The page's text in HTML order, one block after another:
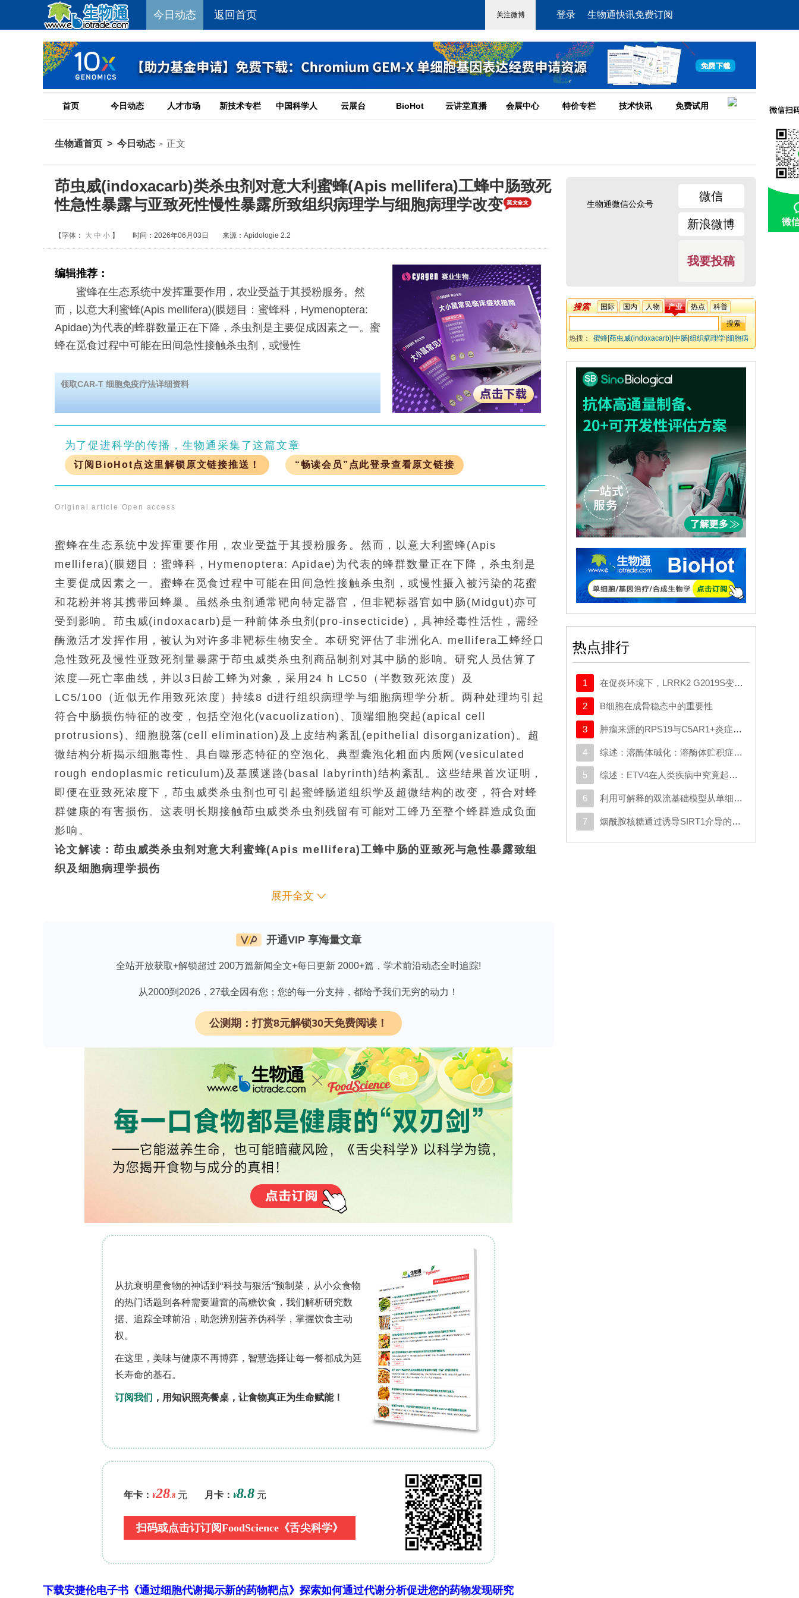
今日动态 返回首页 登录 生物通快讯免费订阅
首页 今日动态 人才市场 新技术专栏 中国科学人 云展台 BioHot 云讲堂直播 会展中心 特价专栏 技术快讯 免费试用
生物通首页 > 今日动态 > 正文
茚虫威(indoxacarb)类杀虫剂对意大利蜜蜂(Apis mellifera)工蜂中肠致死
性急性暴露与亚致死性慢性暴露所致组织病理学与细胞病理学改变
【字体： 大 中 小 】 时间：2026年06月03日 来源：Apidologie 2.2
编辑推荐：
蜜蜂在生态系统中发挥重要作用，农业受益于其授粉服务。然
而，以意大利蜜蜂(Apis mellifera)(膜翅目：蜜蜂科，Hymenoptera:
Apidae)为代表的蜂群数量正在下降，杀虫剂是主要促成因素之一。蜜
蜂在觅食过程中可能在田间急性接触杀虫剂，或慢性
领取CAR-T 细胞免疫疗法详细资料
为了促进科学的传播，生物通采集了这篇文章
订阅BioHot点这里解锁原文链接推送！ “畅读会员”点此登录查看原文链接
Original article Open access
蜜蜂在生态系统中发挥重要作用，农业受益于其授粉服务。然而，以意大利蜜蜂(Apis
mellifera)(膜翅目：蜜蜂科，Hymenoptera: Apidae)为代表的蜂群数量正在下降，杀虫剂是
主要促成因素之一。蜜蜂在觅食过程中可能在田间急性接触杀虫剂，或慢性摄入被污染的花蜜
和花粉并将其携带回蜂巢。虽然杀虫剂通常靶向特定器官，但非靶标器官如中肠(Midgut)亦可
受到影响。茚虫威(indoxacarb)是一种前体杀虫剂(pro-insecticide)，具神经毒性活性，需经
酶激活才发挥作用，被认为对许多非靶标生物安全。本研究评估了非洲化A. mellifera工蜂经口
急性致死及慢性亚致死剂量暴露于茚虫威类杀虫剂商品制剂对其中肠的影响。研究人员估算了
浓度—死亡率曲线，并以3日龄工蜂为对象，采用24 h LC50（半数致死浓度）及
LC5/100（近似无作用致死浓度）持续8 d进行组织病理学与细胞病理学分析。两种处理均引起
符合中肠损伤特征的改变，包括空泡化(vacuolization)、顶端细胞突起(apical cell
protrusions)、细胞脱落(cell elimination)及上皮结构紊乱(epithelial disorganization)。超
微结构分析揭示细胞毒性、具自噬形态特征的空泡化、典型囊泡化粗面内质网(vesiculated
rough endoplasmic reticulum)及基膜迷路(basal labyrinth)结构紊乱。这些结果首次证明，
即便在亚致死浓度下，茚虫威类杀虫剂也可引起蜜蜂肠道组织学及超微结构的改变，符合对蜂
群健康的有害损伤。这表明长期接触茚虫威类杀虫剂残留有可能对工蜂乃至整个蜂群造成负面
影响。
论文解读：茚虫威类杀虫剂对意大利蜜蜂(Apis mellifera)工蜂中肠的亚致死与急性暴露致组
织及细胞病理学损伤
蜜蜂（尤指Apis mellifera）为全球自然及农业生态系统提供关键授粉服务，但其种群正因种
间竞争、气候变化、病原及农药广泛使用而衰退。杀虫剂不仅以致死剂量直接减少野外蜂群，
亚致死(sublethal)剂量亦可引发生理、形态及行为改变，最终危及蜂群维持。茚虫威
(indoxacarb)属恶二嗪类(oxadiazine)新型神经毒杀性杀虫剂，为需经酯酶或酰胺酶生物活化
(bioactivation)的前体杀虫剂(pro-insecticide)，活化产物可阻断昆虫神经元电压门控钠通道
(voltage-gated sodium channels)，传统观点认为其对非靶标生物较安全。然而近年证据表
明其对非靶标生物存负面影响，且田间可在花粉、蜂粮(beebread)、蜂蜡中检出茚虫威残留。
虽其主要靶点为神经系统，经口摄入的杀虫剂首先接触中肠——负责消化、吸收及含再生细胞
(regenerative cells)、柱状消化细胞(columnar digestive cells)和内分泌细胞的非靶标器
官，已有其他杀虫剂致中肠损伤的报道。鉴于缺乏茚虫威商用制剂对非洲化A. mellifera工蜂中
肠（非靶标器官）急/慢性暴露的组织及超微结构毒性病理学研究，本研究就此展开。
，通过光学显微镜（组织病理学）及透射电子显微镜
(TEM, Transmission Electron Microscopy)观察中肠（尤后肠中段posterior midgut）的形
态与超微结构改变，首次证实即便是亚致死残留浓度亦可致中肠显著损伤，提示田间残留具危
害蜂群健康的潜在风险。该研究成果发表于《Apidologie》。
主要关键技术方法
研究人员从巴西Vi?osa联邦大学中央蜂场三个健康意大利蜜蜂(Apis mellifera)非洲化蜂群新
生出房工蜂(<24 h)中采集试虫，于标准笼养条件下饲喂蜂蜜与花粉至3日龄供试。①浓度—死
亡率生物测定：以含梯度茚虫威(a.i. 73.2–2.28 mg/L)的50%(w/v)蔗糖溶液经口暴露，参照
OECD No.213用Probit模型估算LC
50(24h)及LC5/100。②光镜组织病理：取急(LC 50
5/100
, 8 d)暴露组及对照组工蜂中肠，Zamboni固定、Leica组织树脂包埋、H&E染色、
Olympus BX-60光镜观察。③透射电镜超微结构：中肠经2.5%戊二醛及1%锇酸双固定、LR
White树脂包埋、醋酸铀—柠檬酸铅染色后于Zeiss Libra 120 TEM观察。
研究结果
Probit模型拟合良好(p>0.05)，24 h LC
，LC5/100为21.8 μg a.i. L
，对照组死亡率<5%。
3.2 Light microscopy（光学显微镜观察）
对照组中肠单层柱状消化细胞具球形核、发达刷状缘(brush border)及基底再生细胞巢，前后
中肠区无差异。急性暴露LC50(24 h)组后肠中段上皮出现胞质空泡化增加、局部上皮结构紊
乱、明显顶端突起及带固缩(pyknotic)核的细胞碎片释放入肠腔。慢性暴露LC5/100(8 d)组后
展开全文
开通VIP 享海量文章
全站开放获取+解锁超过 200万篇新闻全文+每日更新 2000+篇，学术前沿动态全时追踪!
从2000到2026，27载全因有您；您的每一分支持，都给予我们无穷的动力！
公测期：打赏8元解锁30天免费阅读！
下载安捷伦电子书《通过细胞代谢揭示新的药物靶点》探索如何通过代谢分析促进您的药物发现研究
生物通微信公众号
微信
新浪微博
我要投稿
搜索 国际 国内 人物 产业 热点 科普
热搜： 蜜蜂 茚虫威(indoxacarb) 中肠 组织病理学 细胞病
热点排行
1 在促炎环境下，LRRK2 G2019S变异体与帕金森病患者髓系细胞中的转录变化相关
2 B细胞在成骨稳态中的重要性
3 肿瘤来源的RPS19与C5AR1+炎症巨噬细胞相互作用，促使星形胶质细胞重编程并推动胶质母细胞瘤的进展
4 综述：溶酶体碱化：溶酶体贮积症与典型神经退行性疾病中的共同机制
5 综述：ETV4在人类疾病中究竟起什么作用：新的功能、机制及治疗前景
6 利用可解释的双流基础模型从单细胞数据中揭示生物学奥秘
7 烟酰胺核糖通过诱导SIRT1介导的SMAD7去乙酰化以及激活TGF-β/SMAD2/3信号通路，促进人类脂肪干细胞的成软骨分化